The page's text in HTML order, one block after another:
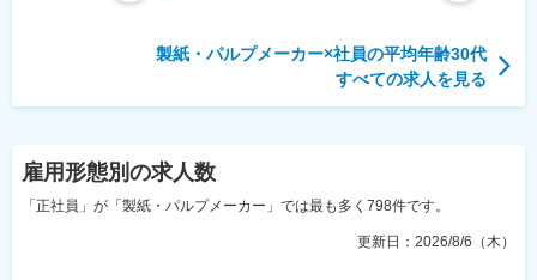
製紙・パルプメーカー×社員の平均年齢30代
すべての求人を見る
雇用形態別の求人数
「正社員」が「製紙・パルプメーカー」では最も多く798件です。
更新日： 2026/8/6（木）